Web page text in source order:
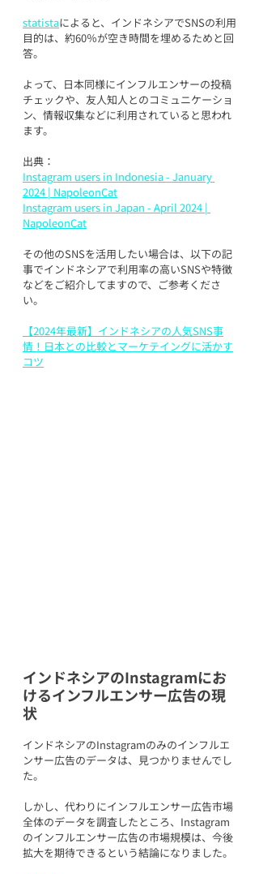
statistaによると、インドネシアでSNSの利用
目的は、約60％が空き時間を埋めるためと回
答。
よって、日本同様にインフルエンサーの投稿
チェックや、友人知人とのコミュニケーショ
ン、情報収集などに利用されていると思われ
ます。
出典：
Instagram users in Indonesia - January
2024 | NapoleonCat
Instagram users in Japan - April 2024 |
NapoleonCat
その他のSNSを活用したい場合は、以下の記
事でインドネシアで利用率の高いSNSや特徴
などをご紹介してますので、ご参考くださ
い。
【2024年最新】インドネシアの人気SNS事
情！日本との比較とマーケテイングに活かす
コツ
インドネシアのInstagramにお
けるインフルエンサー広告の現
状
インドネシアのInstagramのみのインフルエ
ンサー広告のデータは、見つかりませんでし
た。
しかし、代わりにインフルエンサー広告市場
全体のデータを調査したところ、Instagram
のインフルエンサー広告の市場規模は、今後
拡大を期待できるという結論になりました。